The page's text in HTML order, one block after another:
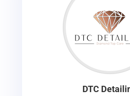
DTC